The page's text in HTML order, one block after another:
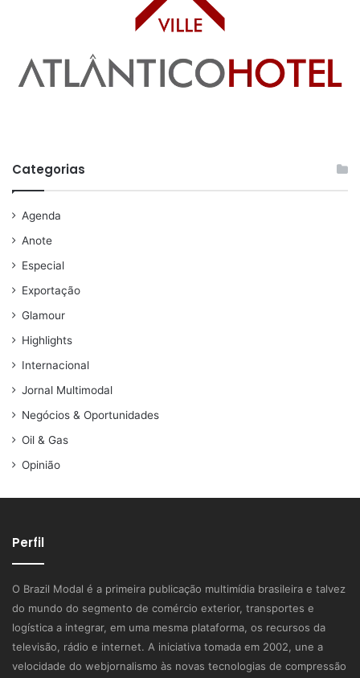
Categorias
Agenda
Anote
Especial
Exportação
Glamour
Highlights
Internacional
Jornal Multimodal
Negócios & Oportunidades
Oil & Gas
Opinião
Perfil
O Brazil Modal é a primeira publicação multimídia brasileira e talvez
do mundo do segmento de comércio exterior, transportes e
logística a integrar, em uma mesma plataforma, os recursos da
televisão, rádio e internet. A iniciativa tomada em 2002, une a
velocidade do webjornalismo às novas tecnologias de compressão